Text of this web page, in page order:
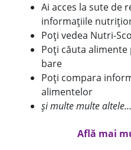
Ai acces la sute de
informațiile
Poți vedea Nutri-
Poți căuta
bare
Poți compara
alimentelor
și multe multe altele...
Află mai